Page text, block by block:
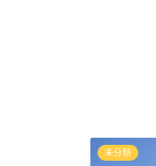
未分類